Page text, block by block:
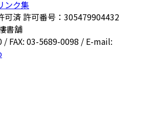
ンク集
可済 許可番号：305479904432
書舗
/ FAX: 03-5689-0098 / E-mail: